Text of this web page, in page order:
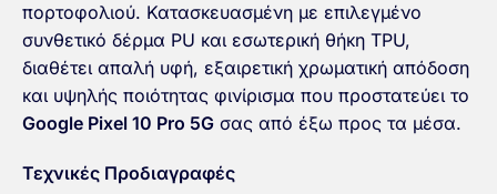
πορτοφολιού. Κατασκευασμένη με επιλεγμένο
συνθετικό δέρμα PU και εσωτερική θήκη TPU,
διαθέτει απαλή υφή, εξαιρετική χρωματική απόδοση
και υψηλής ποιότητας φινίρισμα που προστατεύει το
Google Pixel 10 Pro 5G σας από έξω προς τα μέσα.
Τεχνικές Προδιαγραφές